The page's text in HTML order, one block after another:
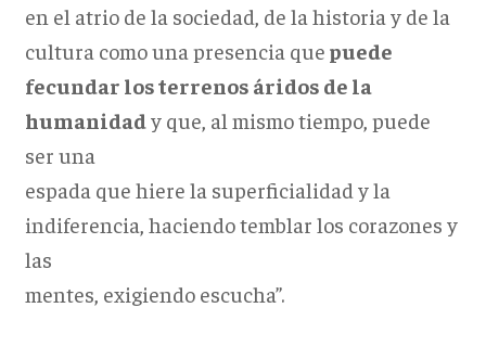
en el atrio de la sociedad, de la historia y de la
cultura como una presencia que puede
fecundar los terrenos áridos de la
humanidad y que, al mismo tiempo, puede
ser una
espada que hiere la superficialidad y la
indiferencia, haciendo temblar los corazones y
las
mentes, exigiendo escucha”.